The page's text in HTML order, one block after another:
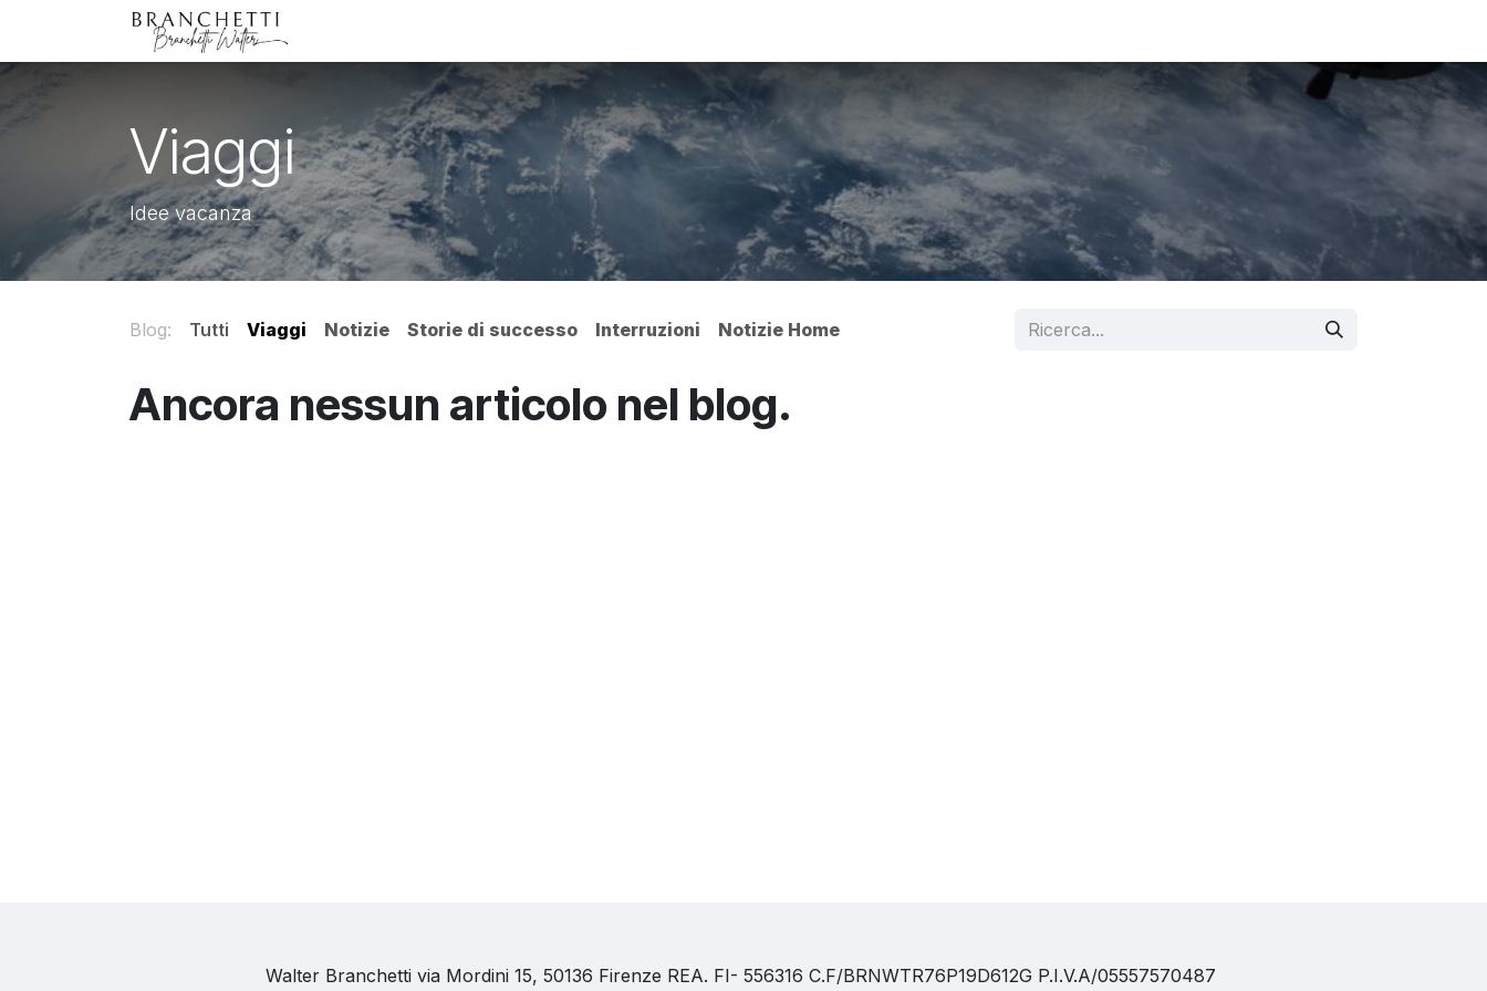
Passa al contenuto
Viaggi
Idee vacanza
Blog: Tutti Viaggi Notizie Storie di successo Interruzioni Notizie Home
Ancora nessun articolo nel blog.
Walter Branchetti via Mordini 15, 50136 Firenze REA. FI- 556316 C.F/BRNWTR76P19D612G P.I.V.A/05557570487